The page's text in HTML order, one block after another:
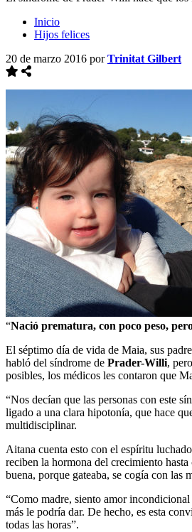
Inicio
Hijos felices
20 de marzo 2016 porTrinitat Gilbert
“Nació prematura, con poco peso,
El séptimo día de vida de Maia, sus
habló del síndrome de Prader-Willi,
posibles, los médicos les contaron que
“Nos decían que las personas con este
ligado a una clara hipotonía, que hace
multidisciplinar.
Aitana cuenta esto con el espíritu
reciben la hormona del crecimiento
buena, porque gateaba, se cogía con las
“Como madre, siento amor
más le podría dar. De hecho, es esta
todas las horas”.